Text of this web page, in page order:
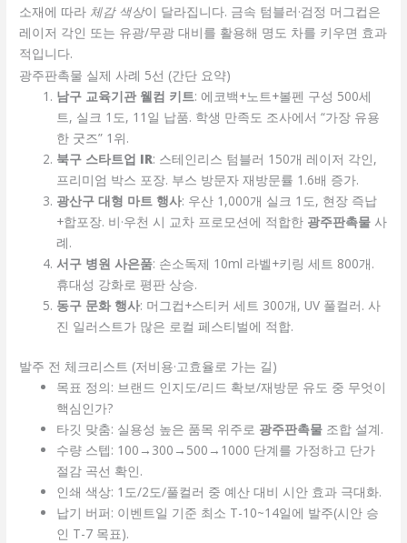
소재에 따라 체감 색상이 달라집니다. 금속 텀블러·검정 머그컵은
레이저 각인 또는 유광/무광 대비를 활용해 명도 차를 키우면 효과
적입니다.
광주판촉물 실제 사례 5선 (간단 요약)
남구 교육기관 웰컴 키트: 에코백+노트+볼펜 구성 500세
트, 실크 1도, 11일 납품. 학생 만족도 조사에서 “가장 유용
한 굿즈” 1위.
북구 스타트업 IR: 스테인리스 텀블러 150개 레이저 각인,
프리미엄 박스 포장. 부스 방문자 재방문률 1.6배 증가.
광산구 대형 마트 행사: 우산 1,000개 실크 1도, 현장 즉납
+합포장. 비·우천 시 교차 프로모션에 적합한 광주판촉물 사
례.
서구 병원 사은품: 손소독제 10ml 라벨+키링 세트 800개.
휴대성 강화로 평판 상승.
동구 문화 행사: 머그컵+스티커 세트 300개, UV 풀컬러. 사
진 일러스트가 많은 로컬 페스티벌에 적합.
발주 전 체크리스트 (저비용·고효율로 가는 길)
목표 정의: 브랜드 인지도/리드 확보/재방문 유도 중 무엇이
핵심인가?
타깃 맞춤: 실용성 높은 품목 위주로 광주판촉물 조합 설계.
수량 스텝: 100→300→500→1000 단계를 가정하고 단가
절감 곡선 확인.
인쇄 색상: 1도/2도/풀컬러 중 예산 대비 시안 효과 극대화.
납기 버퍼: 이벤트일 기준 최소 T-10~14일에 발주(시안 승
인 T-7 목표).